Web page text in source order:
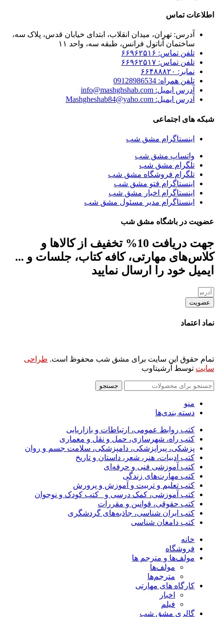
اطلاعات تماس
آدرس: تهران، میدان انقلاب، ابتدای خیابان قدس، پلاک سه،
ساختمان آناتول فرانس، طبقه سه، واحد ۱۱
تلفن تماس: ۶۶۹۶۲۵۱۶
تلفن تماس: ۶۶۹۶۲۵۱۷
نمابر: ۶۶۴۸۸۸۲۰
تلفن همراه: 09128986534
آدرس ایمیل: info@mashghshab.com
آدرس ایمیل: Mashgheshab84@yaho.com
شبکه های اجتماعی
اینستاگرام مشق شب
واتساپ مشق شب
تلگرام مشق شب
تلگرام فروشگاه مشق شب
اینستاگرام فتو مشق شب
اینستاگرام اخبار مشق شب
اینستاگرام مدیر مسئول مشق شب
عضویت در باشگاه مشق شب
جهت دریافت 10% تخفیف از کالاها و
کلاس‌های مهارتی، کافه کتاب، جلسات و ...
ایمیل خود را ارسال نمایید
عضویت
نماد اعتماد
تمام حقوق این سایت برای مشق شب محفوظ است. طراحی
سایت توسط آرشیتاوب
جستجو
منو
دسته بندی‌ها
کتب روابط عمومی، ارتباطات و بازاریابی
کتب راه، شهرسازی، حمل و نقل و معماری
پزشکی، پیراپزشکی، دامپزشکی، سلامت جسم و روان
کتب ادبیات، هنر، شعر، داستان و تاریخ
کتب آموزشی فنی و حرفه‌ای
کتب مهارت‌های زندگی
کتب تعلیم و تربیت و آموزش و پرورش
کتب آموزشی، کمک درسی و _کتب کودک و نوجوان
کتب حقوقی، قوانین و مقررات
کتب ایران شناسی، جاذبه‌های گردشگری
کتب دامغان شناسی
خانه
فروشگاه
مولف‌ها و مترجم ها
مولف‌ها
مترجم‌ها
کارگاه های مهارتی
اخبار
فیلم
گالری مشق شب